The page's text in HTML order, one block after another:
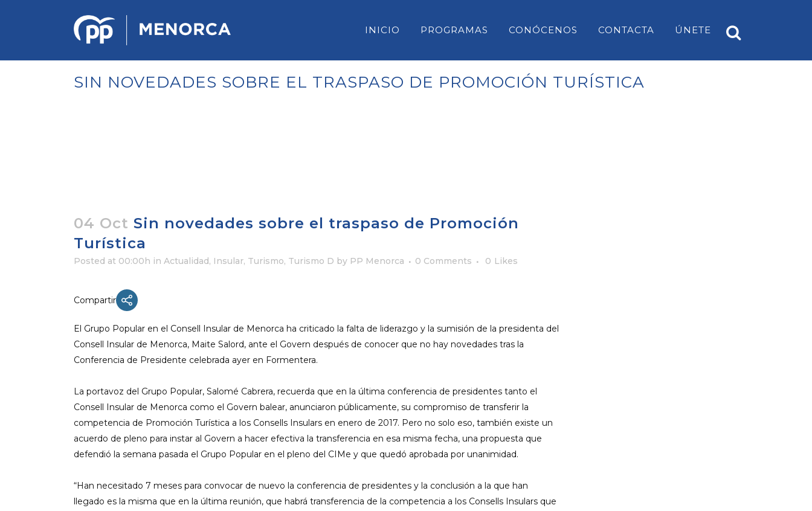
INICIO PROGRAMAS CONÓCENOS
ACTUALIDAD
PONENCIA DE REGLAMENTO Y
PONENCIA DE ACCIÓN POLÍTICA
CONTACTA ÚNETE
SIN NOVEDADES SOBRE EL TRASPASO DE PROMOCIÓN TURÍSTICA
04 Oct Sin novedades sobre el traspaso de Promoción
Turística
Posted at 00:00h in Actualidad, Insular, Turismo, Turismo D by PP Menorca 0 Comments 0 Likes
Compartir
El Grupo Popular en el Consell Insular de Menorca ha criticado la falta de liderazgo y la sumisión de la presidenta del
Consell Insular de Menorca, Maite Salord, ante el Govern después de conocer que no hay novedades tras la
Conferencia de Presidente celebrada ayer en Formentera.
La portavoz del Grupo Popular, Salomé Cabrera, recuerda que en la última conferencia de presidentes tanto el
Consell Insular de Menorca como el Govern balear, anunciaron públicamente, su compromiso de transferir la
competencia de Promoción Turística a los Consells Insulars en enero de 2017. Pero no solo eso, también existe un
acuerdo de pleno para instar al Govern a hacer efectiva la transferencia en esa misma fecha, una propuesta que
defendió la semana pasada el Grupo Popular en el pleno del CIMe y que quedó aprobada por unanimidad.
“Han necesitado 7 meses para convocar de nuevo la conferencia de presidentes y la conclusión a la que han
llegado es la misma que en la última reunión, que habrá transferencia de la competencia a los Consells Insulars que